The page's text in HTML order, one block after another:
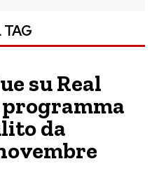
TAG
su Real
da